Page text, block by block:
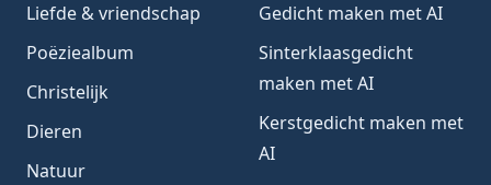
Liefde & vriendschap
Poëziealbum
Christelijk
Dieren
Natuur
Gedicht maken met AI
Sinterklaasgedicht
maken met AI
Kerstgedicht maken met
AI